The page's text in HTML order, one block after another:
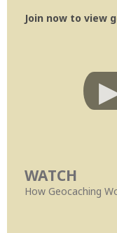
Join now to view
WATCH
How Geocaching